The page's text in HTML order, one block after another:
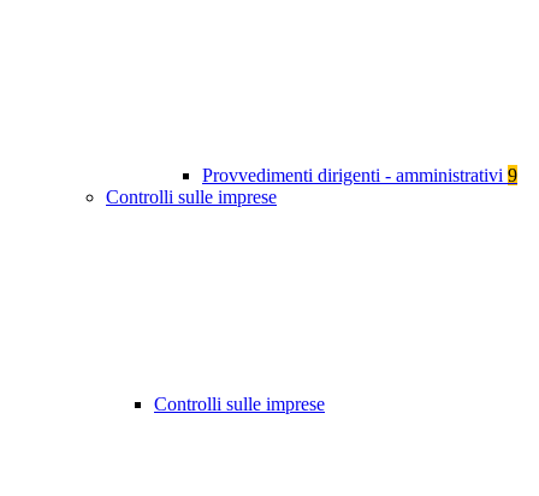
Provvedimenti dirigenti - amministrativi 9
Controlli sulle imprese
Controlli sulle imprese